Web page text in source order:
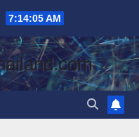
7:14:06 AM